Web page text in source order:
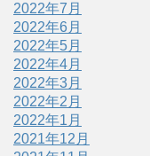
2022年7月
2022年6月
2022年5月
2022年4月
2022年3月
2022年2月
2022年1月
2021年12月